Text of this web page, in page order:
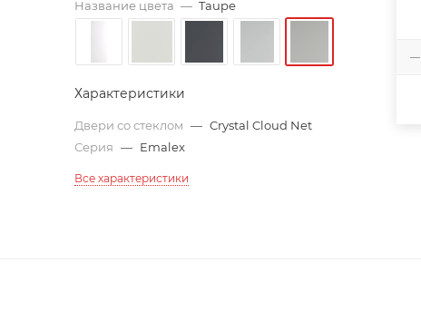
Название цвета — Taupe
Характеристики
Двери со стеклом — Crystal Cloud Net
Серия — Emalex
Все характеристики